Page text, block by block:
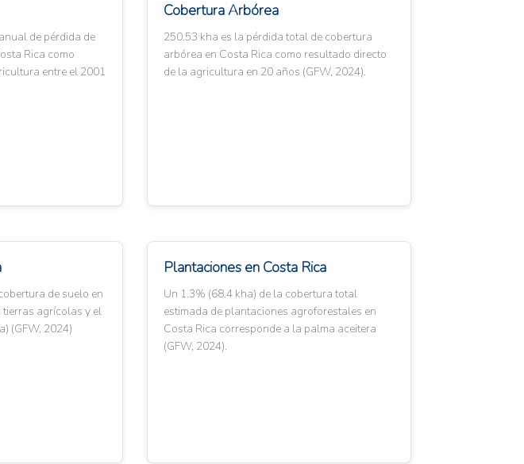
de pérdida de
Rica como
entre el 2001
Cobertura Arbórea
250.53 kha es la pérdida total de cobertura
arbórea en Costa Rica como resultado directo
de la agricultura en 20 años (GFW, 2024).
de suelo en
agrícolas y el
(GFW, 2024)
Plantaciones en Costa Rica
Un 1.3% (68.4 kha) de la cobertura total
estimada de plantaciones agroforestales en
Costa Rica corresponde a la palma aceitera
(GFW, 2024).